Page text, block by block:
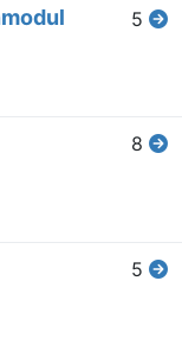
5
8
5